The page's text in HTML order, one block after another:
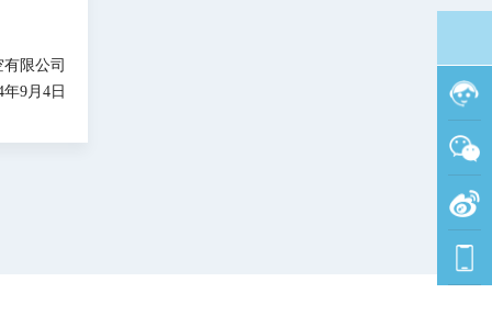
限公司
年9月4日